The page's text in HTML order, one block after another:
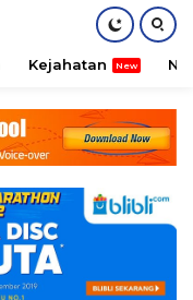
Kejahatan